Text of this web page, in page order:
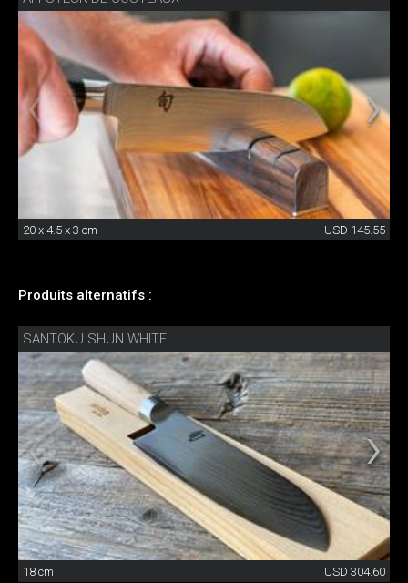
20 x 4.5 x 3 cm USD 145.55
Produits alternatifs :
SANTOKU SHUN WHITE
18 cm USD 304.60